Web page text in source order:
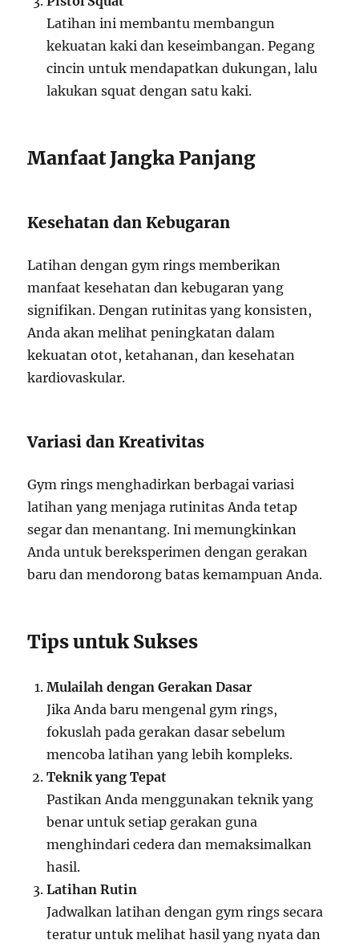
Latihan ini membantu membangun
kekuatan kaki dan keseimbangan. Pegang
cincin untuk mendapatkan dukungan, lalu
lakukan squat dengan satu kaki.
Manfaat Jangka Panjang
Kesehatan dan Kebugaran
Latihan dengan gym rings memberikan
manfaat kesehatan dan kebugaran yang
signifikan. Dengan rutinitas yang konsisten,
Anda akan melihat peningkatan dalam
kekuatan otot, ketahanan, dan kesehatan
kardiovaskular.
Variasi dan Kreativitas
Gym rings menghadirkan berbagai variasi
latihan yang menjaga rutinitas Anda tetap
segar dan menantang. Ini memungkinkan
Anda untuk bereksperimen dengan gerakan
baru dan mendorong batas kemampuan Anda.
Tips untuk Sukses
Mulailah dengan Gerakan Dasar
Jika Anda baru mengenal gym rings,
fokuslah pada gerakan dasar sebelum
mencoba latihan yang lebih kompleks.
Teknik yang Tepat
Pastikan Anda menggunakan teknik yang
benar untuk setiap gerakan guna
menghindari cedera dan memaksimalkan
hasil.
Latihan Rutin
Jadwalkan latihan dengan gym rings secara
teratur untuk melihat hasil yang nyata dan